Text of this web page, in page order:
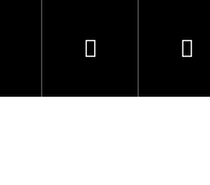
RADY
Hľadať